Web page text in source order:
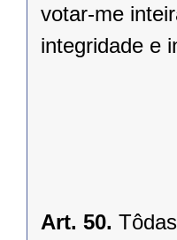
votar-me
integridade e
Art. 50.